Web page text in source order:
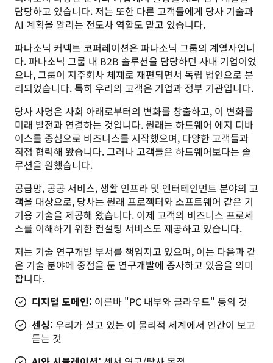
담당하고 있습니다. 저는 또한 다른 고객들에게 당사 기술과
AI 계획을 알리는 전도사 역할도 맡고 있습니다.
파나소닉 커넥트 코퍼레이션은 파나소닉 그룹의 계열사입니
다. 파나소닉 그룹 내 B2B 솔루션을 담당하던 사내 기업이었
으나, 그룹이 지주회사 체제로 재편되면서 독립 법인으로 분
리되었습니다. 특히 우리의 고객은 기업과 정부 기관입니다.
당사 사명은 사회 아래로부터의 변화를 창출하고, 이 변화를
미래 발전과 연결하는 것입니다. 원래는 하드웨어 에지 디바
이스를 중심으로 비즈니스를 시작했으며, 다양한 고객들과
직접 협력해 왔습니다. 그러나 고객들은 하드웨어보다는 솔
루션을 원했습니다.
공급망, 공공 서비스, 생활 인프라 및 엔터테인먼트 분야의 고
객을 대상으로, 당사는 원래 프로젝터와 소프트웨어 같은 기
기용 기술을 제공해 왔습니다. 이제 고객의 비즈니스 프로세
스를 이해하기 위한 컨설팅 서비스도 제공하고 있습니다.
저는 기술 연구개발 부서를 책임지고 있으며, 이는 다음과 같
은 기술 분야에 중점을 둔 연구개발에 종사하고 있음을 의미
합니다.
디지털 도메인: 이른바 "PC 내부와 클라우드" 등의 것
센싱: 우리가 살고 있는 이 물리적 세계에서 인간이 보고
듣는 것